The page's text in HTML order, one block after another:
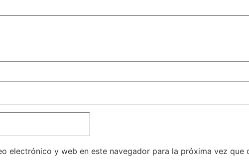
electrónico y web en este navegador para la próxima vez que